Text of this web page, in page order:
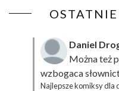
Daniel
Można też
wzbogaca
Najlepsze komiksy dla